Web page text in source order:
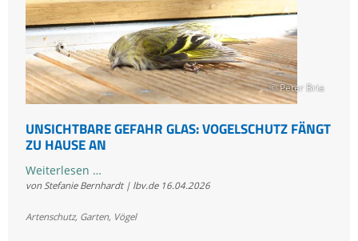
Garten
© Peter Bria
UNSICHTBARE GEFAHR GLAS: VOGELSCHUTZ FÄNGT
ZU HAUSE AN
Weiterlesen …Unsichtbare
Gefahr
Vogelschutz
von Stefanie Bernhardt | lbv.de 16.04.2026
Artenschutz, Garten, Vögel